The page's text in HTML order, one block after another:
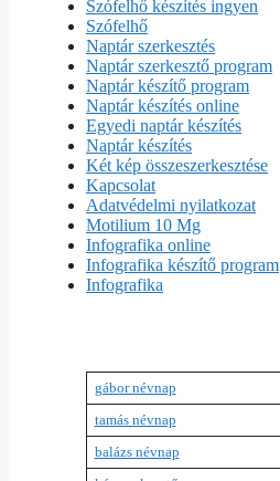
Szófelhő készítés ingyen
Szófelhő
Naptár szerkesztés
Naptár szerkesztő program
Naptár készítő program
Naptár készítés online
Egyedi naptár készítés
Naptár készítés
Két kép összeszerkesztése
Kapcsolat
Adatvédelmi nyilatkozat
Motilium 10 Mg
Infografika online
Infografika készítő program
Infografika
gábor névnap
tamás névnap
balázs névnap